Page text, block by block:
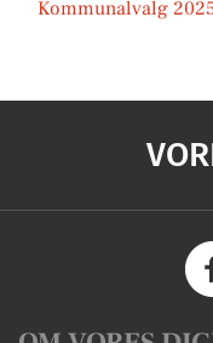
Kommunalvalg